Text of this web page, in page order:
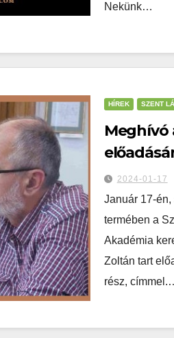
Nekünk…
HÍREK SZENT
Meghívó
2024-01-17
Január 17-
termében a
Akadémia
Zoltán tart
rész,